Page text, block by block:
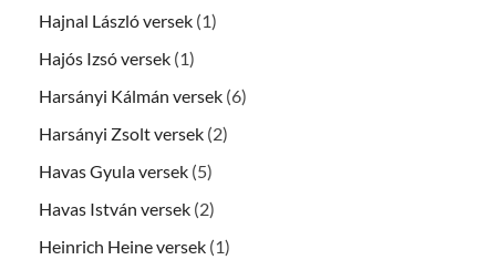
Hajnal László versek (1)
Hajós Izsó versek (1)
Harsányi Kálmán versek (6)
Harsányi Zsolt versek (2)
Havas Gyula versek (5)
Havas István versek (2)
Heinrich Heine versek (1)